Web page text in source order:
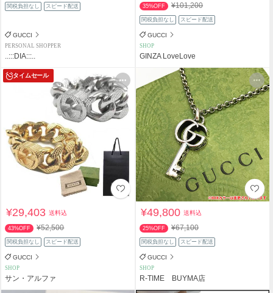
関税負担なし スピード配送
GUCCI
PERSONAL SHOPPER
..:::DIA:::..
35%OFF ¥101,200
関税負担なし スピード配送
GUCCI
SHOP
GINZA LoveLove
タイムセール
¥29,403送料込
43%OFF ¥52,500
関税負担なし スピード配送
GUCCI
SHOP
サン・アルファ
¥49,800送料込
25%OFF ¥67,100
関税負担なし スピード配送
GUCCI
SHOP
R-TIME BUYMA店